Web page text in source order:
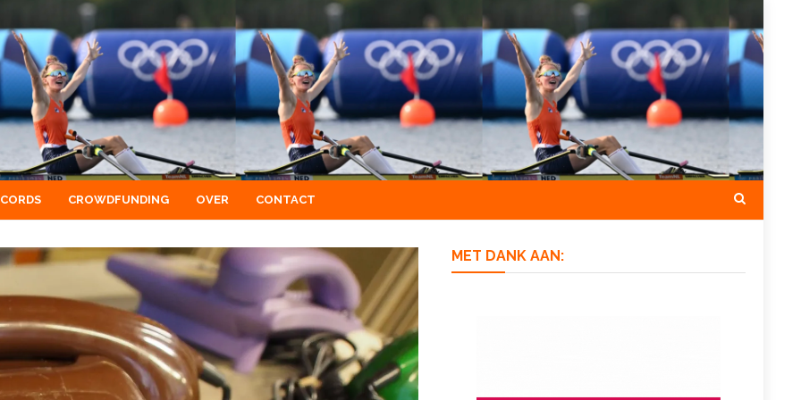
CROWDFUNDING OVER CONTACT
MET DANK AAN: